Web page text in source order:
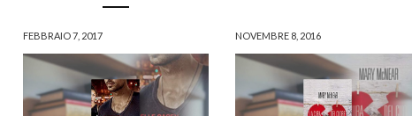
FEBBRAIO 7, 2017 NOVEMBRE 8, 2016